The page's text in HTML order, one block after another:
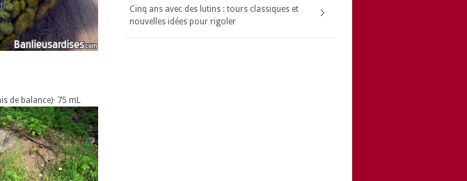
de balance)· 75 mL
Cinq ans avec des lutins : tours classiques et
nouvelles idées pour rigoler